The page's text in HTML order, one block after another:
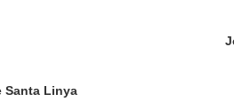
Santa Linya